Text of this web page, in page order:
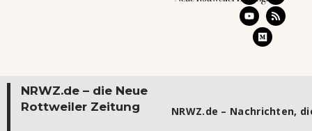
NRWZ.de – die Neue
Rottweiler Zeitung
NRWZ.de – Nachrichten,